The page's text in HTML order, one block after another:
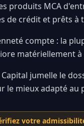
produits MCA
de crédit et prêts à
compte : la
matériellement à
jumelle le
le mieux adapté au
votre